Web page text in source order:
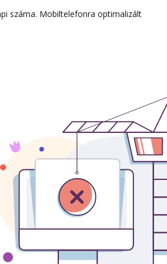
száma. Mobiltelefonra optimalizált